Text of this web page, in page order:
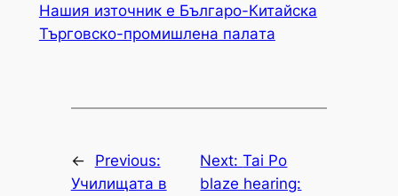
Нашия източник е Българо-Китайска
Търговско-промишлена палaта
←
Previous:
Училищата в
Next:Tai Po
blaze hearing: